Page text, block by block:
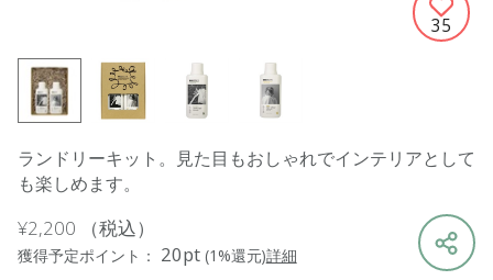
35
ランドリーキット。見た目もおしゃれでインテリアとして
も楽しめます。
¥2,200 （税込）
獲得予定ポイント： 20pt (1%還元)詳細